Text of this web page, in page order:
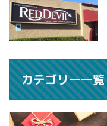
カテゴリー一覧